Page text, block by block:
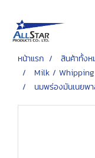
หน้าแรก สินค้าทั้ง
Milk /
นมพร่องมันเนยพ